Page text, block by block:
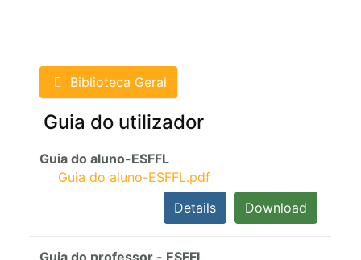
Biblioteca Geral
Guia do utilizador
Guia do aluno-ESFFL
Guia do aluno-ESFFL.pdf
Download
Details
Guia do professor - ESFFL